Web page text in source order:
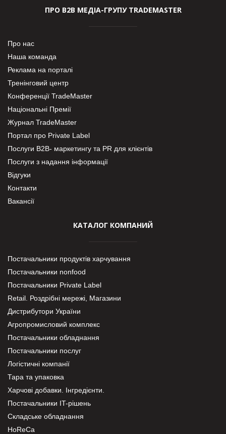
ПРО В2В МЕДІА-ГРУПУ TRADEMASTER
Про нас
Наша команда
Реклама на порталі
Тренінговий центр
Конференції TradeMaster
Національні Премії
Журнал TradeMaster
Портал про Private Label
Послуги В2В- маркетингу та PR для клієнтів
Послуги з надання інформації
Відгуки
Контакти
Вакансії
КАТАЛОГ КОМПАНИЙ
Постачальники продуктів харчування
Постачальники nonfood
Постачальники Private Label
Retail. Роздрібні мережі, Магазини
Дистрибутори України
Агропромисловий комплекс
Постачальники обладнання
Постачальники послуг
Логістичні компанії
Тара та упаковка
Харчові добавки. Інгредієнти.
Постачальники IT-рішень
Складське обладнання
HoReCa